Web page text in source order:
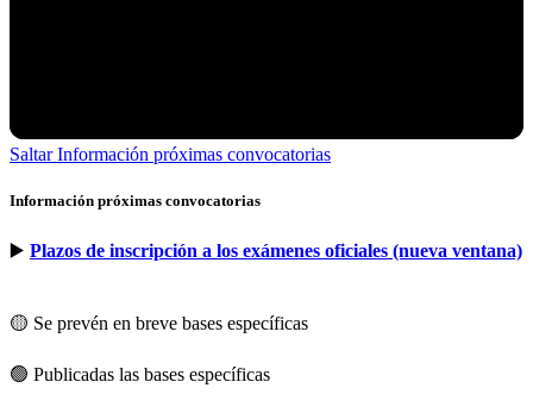
Saltar Información próximas convocatorias
Información próximas convocatorias
▶️ Plazos de inscripción a los exámenes oficiales (nueva ventana)
🟡 Se prevén en breve bases específicas
🟢 Publicadas las bases específicas